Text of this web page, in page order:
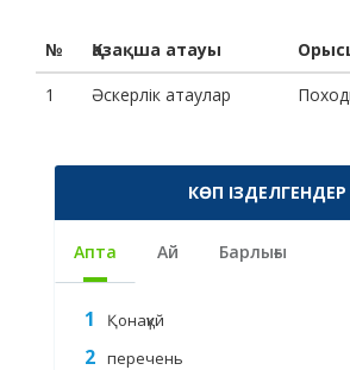
№ Қазақша атауы
1
Әскерлік атаулар
КӨП ІЗДЕЛГЕНДЕР
Апта Ай Барлығы
Қонақүй
перечень